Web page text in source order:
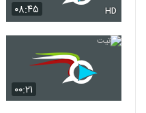
۰۸:۴۵ HD
۰۰:۲۱